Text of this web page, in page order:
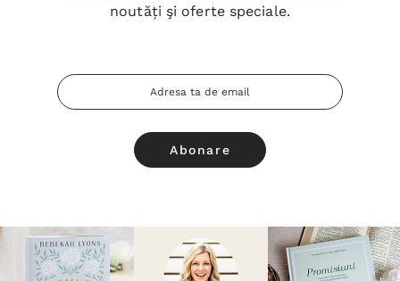
noutăți şi oferte speciale.
Adresa
Email